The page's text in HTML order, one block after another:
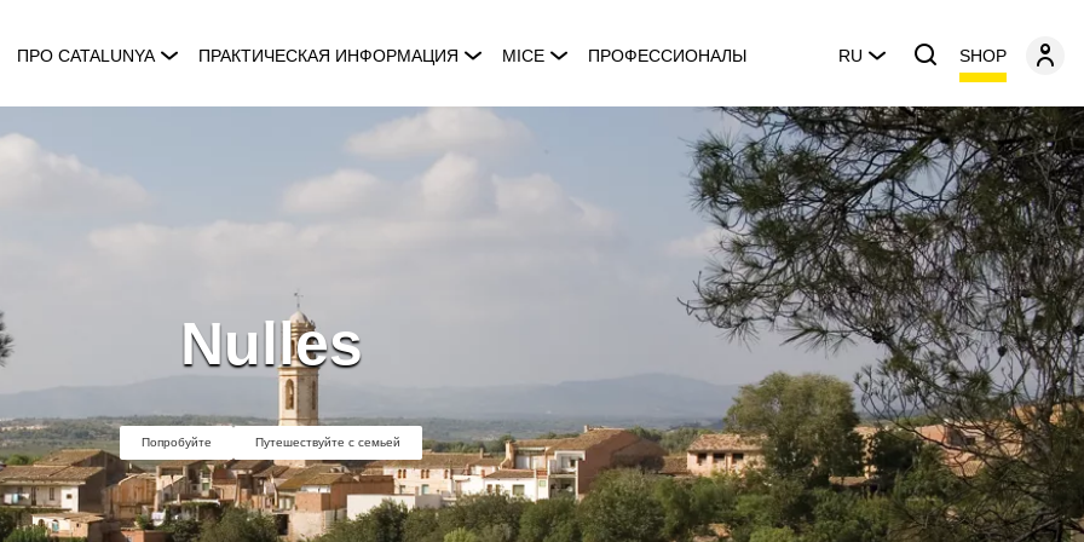
ПРО CATALUNYA ПРАКТИЧЕСКАЯ ИНФОРМАЦИЯ MICE ПРОФЕССИОНАЛЫ RU SHOP
Nulles
Попробуйте Путешествуйте с семьей